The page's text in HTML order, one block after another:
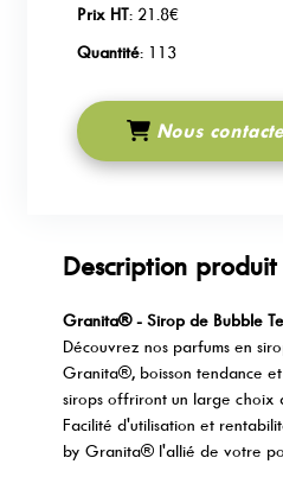
Prix HT: 21.8€
Quantité: 113
Nous
Description produit
Granita® - Sirop de Bubble
Découvrez nos parfums en
Granita®, boisson tendance
sirops offriront un large choix
Facilité d'utilisation et
by Granita® l'allié de votre